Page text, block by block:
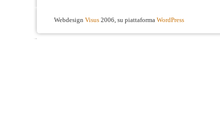
Webdesign Visus 2006, su piattaforma WordPress